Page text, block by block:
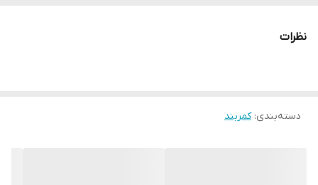
نظرات
دسته‌بندی:کمربند